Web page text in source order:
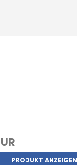
PRODUKT ANZEIGEN